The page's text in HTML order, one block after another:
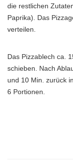
die restlichen
Paprika). Das
verteilen.
Das Pizzablech ca.
schieben. Nach
und 10 Min. zurück
6 Portionen.